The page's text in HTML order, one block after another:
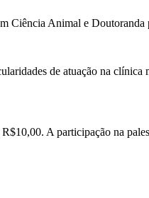
Ciência Animal e
de atuação na
A participação na